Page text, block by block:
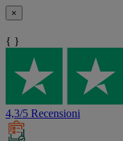
×
{ }
4,3/5 Recensioni